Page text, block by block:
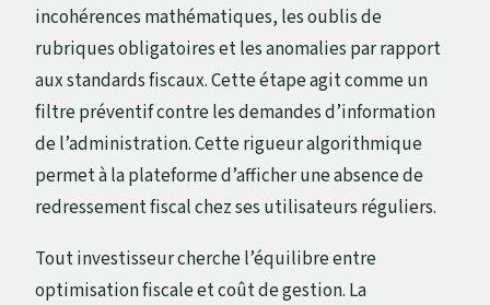
incohérences mathématiques, les oublis de
rubriques obligatoires et les anomalies par rapport
aux standards fiscaux. Cette étape agit comme un
filtre préventif contre les demandes d’information
de l’administration. Cette rigueur algorithmique
permet à la plateforme d’afficher une absence de
redressement fiscal chez ses utilisateurs réguliers.
Tout investisseur cherche l’équilibre entre
optimisation fiscale et coût de gestion. La